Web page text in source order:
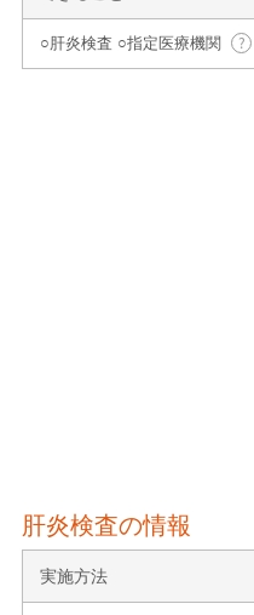
○肝炎検査 ○指定医療機関
肝炎検査の情報
実施方法